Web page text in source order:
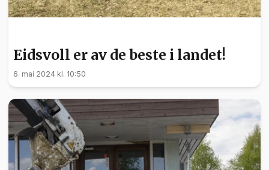
Eidsvoll er av de beste i landet!
6. mai 2024 kl. 10:50